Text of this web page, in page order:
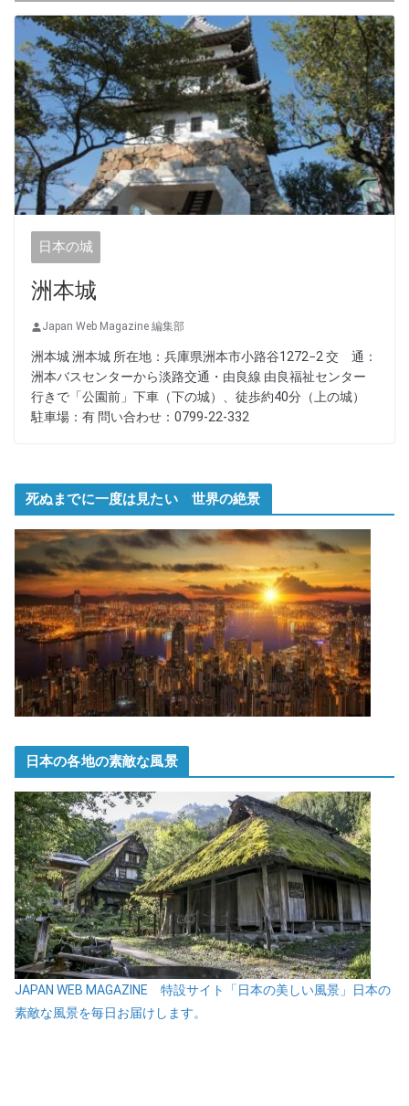
日本の城
洲本城
Japan Web Magazine 編集部
洲本城 洲本城 所在地：兵庫県洲本市小路谷1272−2 交 通：
洲本バスセンターから淡路交通・由良線 由良福祉センター
行きで「公園前」下車（下の城）、徒歩約40分（上の城）
駐車場：有 問い合わせ：0799-22-332
死ぬまでに一度は見たい 世界の絶景
日本の各地の素敵な風景
JAPAN WEB MAGAZINE 特設サイト「日本の美しい風景」日本の
素敵な風景を毎日お届けします。